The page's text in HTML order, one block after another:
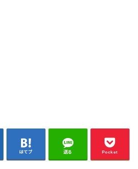
はてブ 送る Pocket